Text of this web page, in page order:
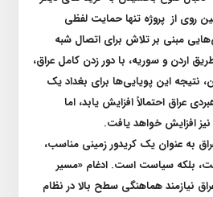
روی از پروژه تنها حمایت لفظی
مبنی بر تلاش برای اتصال شبه
اردن و سوریه، با دور زدن کامل عراق،
نتیجه این پویایی‌ها برای بغداد یک
عراق احتمالاً افزایش یابد، اما
افزایش خواهد یافت.
به عنوان یک کریدور زمینی مناسب،
بلکه سیاست است. ادغام «مسیر
نیازمند هماهنگی سطح بالا در نظام